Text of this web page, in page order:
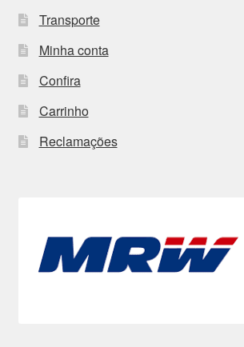
Transporte
Minha conta
Confira
Carrinho
Reclamações